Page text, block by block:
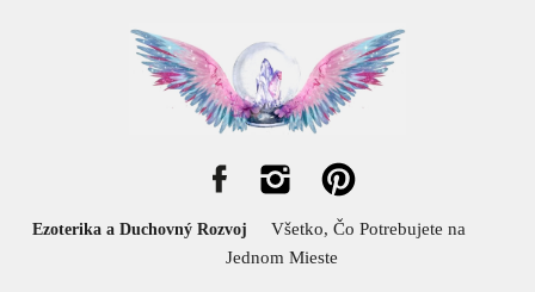
Ezoterika a Duchovný Rozvoj
Všetko, Čo Potrebujete na
Jednom Mieste